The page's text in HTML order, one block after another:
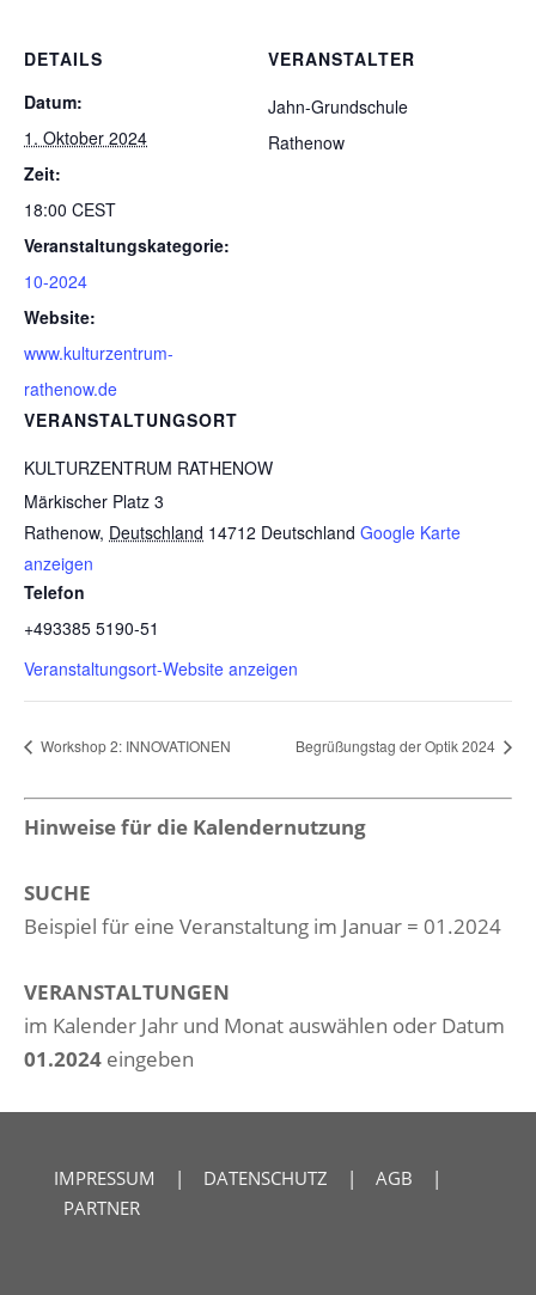
DETAILS
Datum:
1. Oktober 2024
Zeit:
18:00 CEST
Veranstaltungskategorie:
10-2024
Website:
www.kulturzentrum-
rathenow.de
VERANSTALTUNGSORT
KULTURZENTRUM RATHENOW
Märkischer Platz 3
Rathenow, Deutschland 14712 Deutschland Google Karte
anzeigen
Telefon
+493385 5190-51
Veranstaltungsort-Website anzeigen
VERANSTALTER
Jahn-Grundschule
Rathenow
Workshop 2: INNOVATIONEN Begrüßungstag der Optik 2024
Hinweise für die Kalendernutzung
SUCHE
Beispiel für eine Veranstaltung im Januar = 01.2024
VERANSTALTUNGEN
im Kalender Jahr und Monat auswählen oder Datum
01.2024 eingeben
IMPRESSUM | DATENSCHUTZ | AGB |
PARTNER